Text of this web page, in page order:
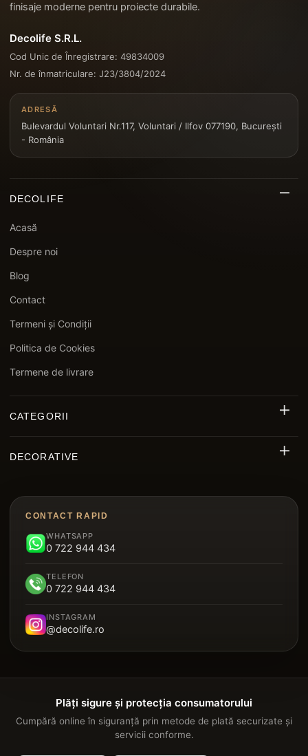
finisaje moderne pentru proiecte durabile.
Decolife S.R.L.
Cod Unic de Înregistrare: 49834009
Nr. de înmatriculare: J23/3804/2024
ADRESĂ
Bulevardul Voluntari Nr.117, Voluntari / Ilfov 077190, București
- România
DECOLIFE
Acasă
Despre noi
Blog
Contact
Termeni și Condiții
Politica de Cookies
Termene de livrare
CATEGORII
Panouri Decorative Cristal Carbon
Parchet SPC
Garduri
DECORATIVE
Brâu Decorative Duropolimer
Riflaje Polimer
Panou Sandwich Decorativ
CONTACT RAPID
WHATSAPP
0 722 944 434
TELEFON
0 722 944 434
INSTAGRAM
@decolife.ro
Plăți sigure și protecția consumatorului
Cumpără online în siguranță prin metode de plată securizate și
servicii conforme.